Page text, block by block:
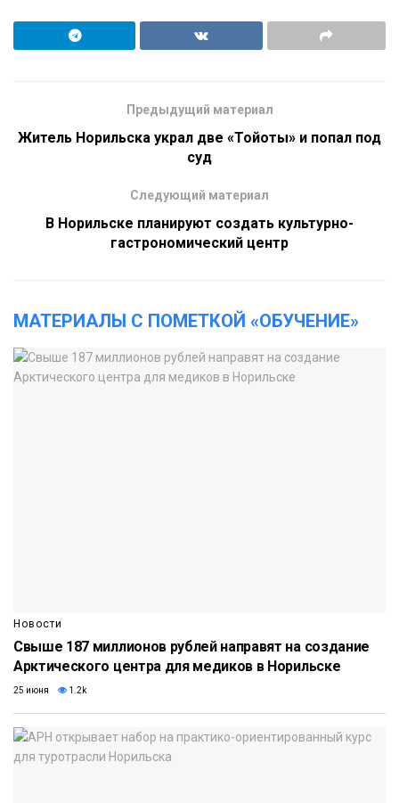
Предыдущий материал
Житель Норильска украл две «Тойоты» и попал под
суд
Следующий материал
В Норильске планируют создать культурно-
гастрономический центр
МАТЕРИАЛЫ С ПОМЕТКОЙ «ОБУЧЕНИЕ»
Новости
Свыше 187 миллионов рублей направят на создание
Арктического центра для медиков в Норильске
25 июня 1.2k